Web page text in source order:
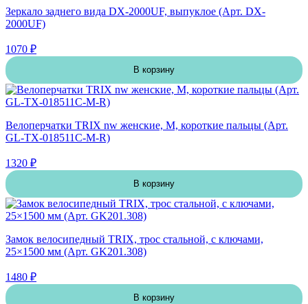
Зеркало заднего вида DX-2000UF, выпуклое (Арт. DX-
2000UF)
1070 ₽
В корзину
Велоперчатки TRIX nw женские, M, короткие пальцы (Арт.
GL-TX-018511C-M-R)
1320 ₽
В корзину
Замок велосипедный TRIX, трос стальной, с ключами,
25×1500 мм (Арт. GK201.308)
1480 ₽
В корзину